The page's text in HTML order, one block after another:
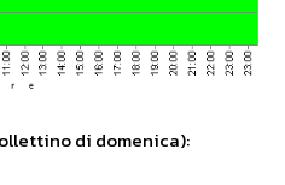
di domenica):